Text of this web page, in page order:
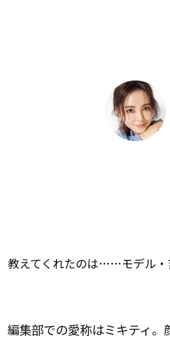
教えてくれたのは……モデル・
編集部での愛称はミキティ。